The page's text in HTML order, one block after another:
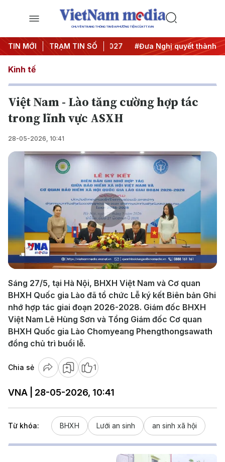
CHUYÊN TRANG THÔNG TIN ĐA PHƯƠNG TIỆN CỦA TTXVN
TIN MỚI TRẠM TIN SỐ
Trung ương 3 #APEC 2027 #Đưa Nghị quyết thành
Kinh tế
Việt Nam - Lào tăng cường hợp tác
trong lĩnh vực ASXH
28-05-2026, 10:41
Play
Video
Sáng 27/5, tại Hà Nội, BHXH Việt Nam và Cơ quan
BHXH Quốc gia Lào đã tổ chức Lễ ký kết Biên bản Ghi
nhớ hợp tác giai đoạn 2026-2028. Giám đốc BHXH
Việt Nam Lê Hùng Sơn và Tổng Giám đốc Cơ quan
BHXH Quốc gia Lào Chomyeang Phengthongsawath
đồng chủ trì buổi lễ.
Chia sẻ 1
VNA | 28-05-2026, 10:41
Từ khóa: BHXH Lưới an sinh an sinh xã hội